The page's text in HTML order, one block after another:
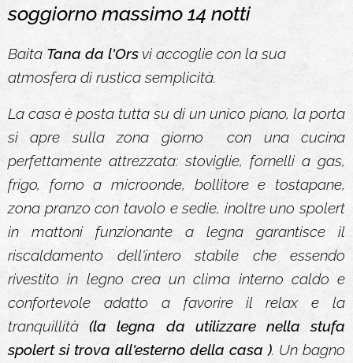
soggiorno massimo 14 notti
Baita Tana da l'Ors vi accoglie con la sua
atmosfera di rustica semplicità.
La casa è posta tutta su di un unico piano, la porta
si apre sulla zona giorno
con una cucina
perfettamente attrezzata: stoviglie, fornelli a gas,
frigo, forno a microonde, bollitore e tostapane,
zona pranzo con tavolo e sedie, inoltre uno spolert
in mattoni funzionante a legna garantisce il
riscaldamento dell'intero stabile che essendo
rivestito in legno crea un clima interno caldo e
confortevole adatto a favorire il relax e la
tranquillità(la legna da utilizzare nella stufa
spolert si trova all'esterno della casa ). Un bagno